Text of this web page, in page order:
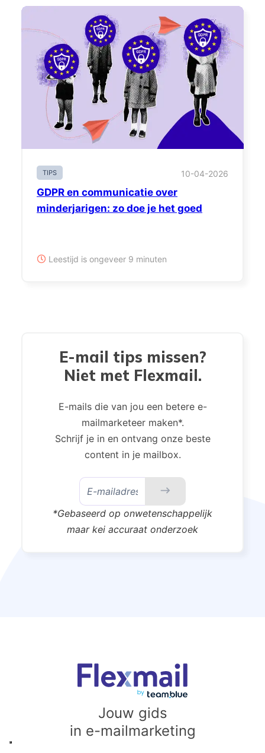
TIPS 10-04-2026
GDPR en communicatie over
minderjarigen: zo doe je het goed
Leestijd is ongeveer 9 minuten
E-mail tips missen?
Niet met Flexmail.
E-mails die van jou een betere e-
mailmarketeer maken*.
Schrijf je in en ontvang onze beste
content in je mailbox.
*Gebaseerd op onwetenschappelijk
maar kei accuraat onderzoek
Jouw gids
in e-mailmarketing